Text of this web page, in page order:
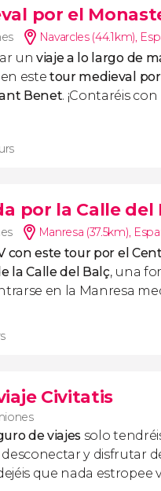
por el
Navarcles (44.1km),
un viaje a lo largo de
en estetour medieval por
Benet. ¡Contaréis
por la Calle del
Manresa (37.5km),
con este tour por el
la Calle del Balç, una
en la Manresa
Civitatis
de viajes solo
y disfrutar
que nada estropee